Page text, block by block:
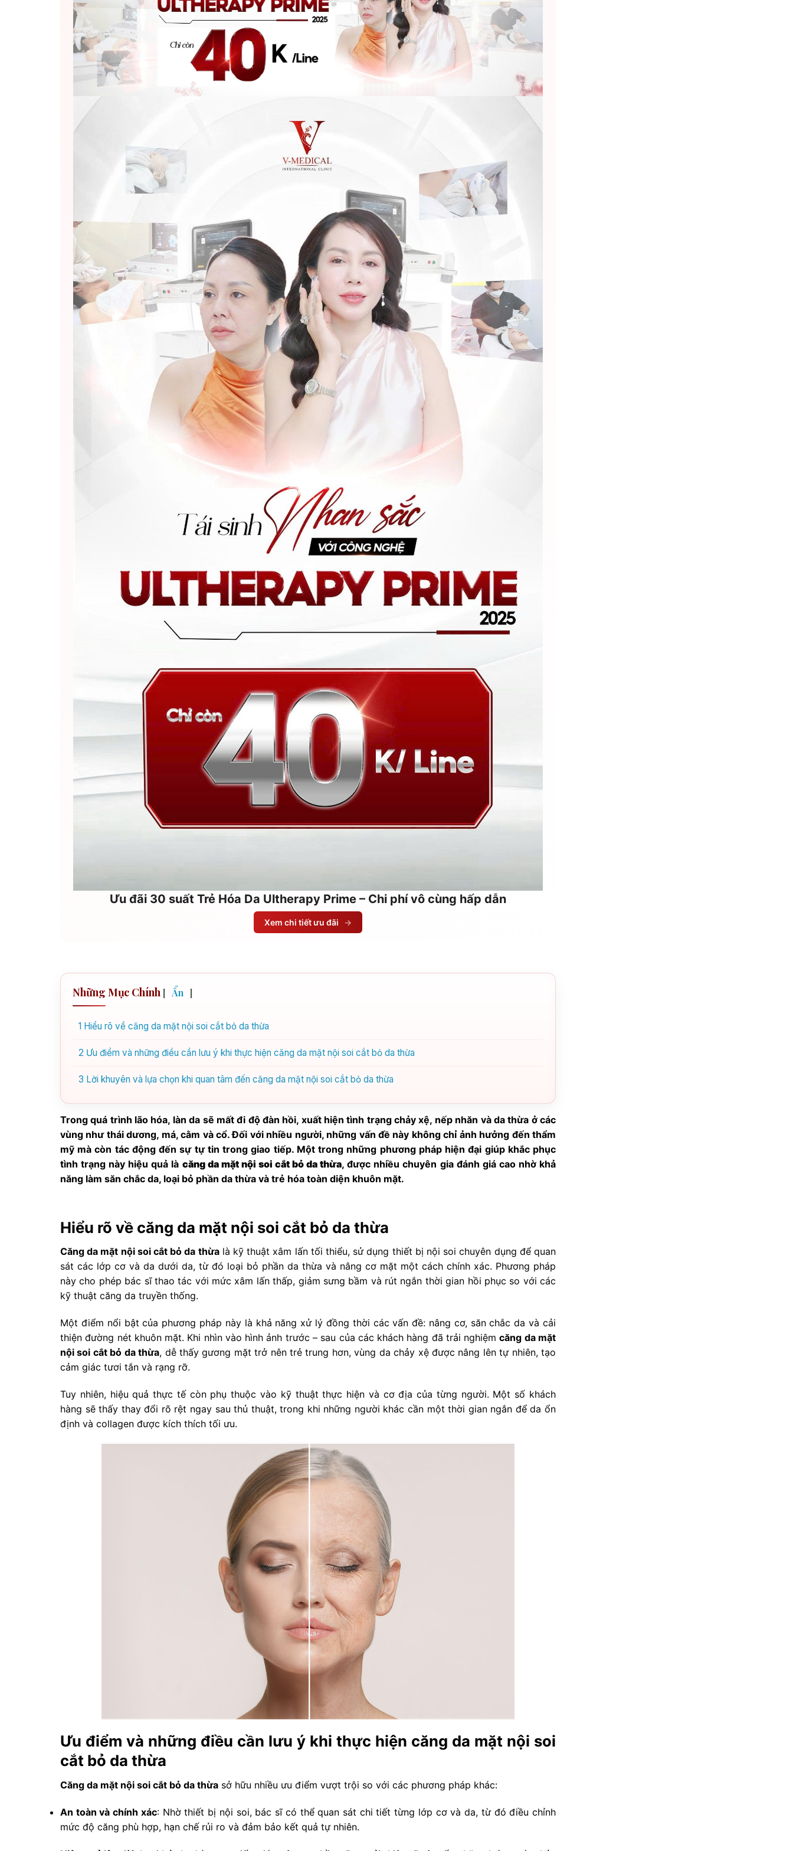
Ưu đãi 30 suất Trẻ Hóa Da Ultherapy Prime – Chi phí vô cùng hấp dẫn
Xem chi tiết ưu đãi →
Những Mục Chính [ Ẩn ]
1 Hiểu rõ về căng da mặt nội soi cắt bỏ da thừa
2 Ưu điểm và những điều cần lưu ý khi thực hiện căng da mặt nội soi cắt bỏ da thừa
3 Lời khuyên và lựa chọn khi quan tâm đến căng da mặt nội soi cắt bỏ da thừa
Trong quá trình lão hóa, làn da sẽ mất đi độ đàn hồi, xuất hiện tình trạng chảy xệ, nếp nhăn và da thừa ở các
vùng như thái dương, má, cằm và cổ. Đối với nhiều người, những vấn đề này không chỉ ảnh hưởng đến thẩm
mỹ mà còn tác động đến sự tự tin trong giao tiếp. Một trong những phương pháp hiện đại giúp khắc phục
tình trạng này hiệu quả là căng da mặt nội soi cắt bỏ da thừa, được nhiều chuyên gia đánh giá cao nhờ khả
năng làm săn chắc da, loại bỏ phần da thừa và trẻ hóa toàn diện khuôn mặt.
Hiểu rõ về căng da mặt nội soi cắt bỏ da thừa
Căng da mặt nội soi cắt bỏ da thừalà kỹ thuật xâm lấn tối thiểu, sử dụng thiết bị nội soi chuyên dụng để quan
sát các lớp cơ và da dưới da, từ đó loại bỏ phần da thừa và nâng cơ mặt một cách chính xác. Phương pháp
này cho phép bác sĩ thao tác với mức xâm lấn thấp, giảm sưng bầm và rút ngắn thời gian hồi phục so với các
kỹ thuật căng da truyền thống.
Một điểm nổi bật của phương pháp này là khả năng xử lý đồng thời các vấn đề: nâng cơ, săn chắc da và cải
thiện đường nét khuôn mặt. Khi nhìn vào hình ảnh trước – sau của các khách hàng đã trải nghiệmcăng da mặt
nội soi cắt bỏ da thừa, dễ thấy gương mặt trở nên trẻ trung hơn, vùng da chảy xệ được nâng lên tự nhiên, tạo
cảm giác tươi tắn và rạng rỡ.
Tuy nhiên, hiệu quả thực tế còn phụ thuộc vào kỹ thuật thực hiện và cơ địa của từng người. Một số khách
hàng sẽ thấy thay đổi rõ rệt ngay sau thủ thuật, trong khi những người khác cần một thời gian ngắn để da ổn
định và collagen được kích thích tối ưu.
Ưu điểm và những điều cần lưu ý khi thực hiện căng da mặt nội soi
cắt bỏ da thừa
Căng da mặt nội soi cắt bỏ da thừa sở hữu nhiều ưu điểm vượt trội so với các phương pháp khác:
An toàn và chính xác: Nhờ thiết bị nội soi, bác sĩ có thể quan sát chi tiết từng lớp cơ và da, từ đó điều chỉnh
mức độ căng phù hợp, hạn chế rủi ro và đảm bảo kết quả tự nhiên.